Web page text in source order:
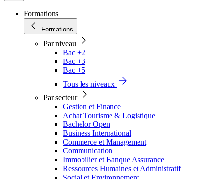
Formations
Formations
Par niveau
Bac +2
Bac +3
Bac +5
Tous les niveaux
Par secteur
Gestion et Finance
Achat Tourisme & Logistique
Bachelor Open
Business International
Commerce et Management
Communication
Immobilier et Banque Assurance
Ressources Humaines et Administratif
Social et Environnement